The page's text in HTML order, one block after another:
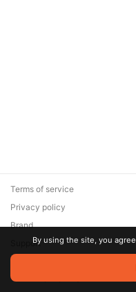
© 2026 Zaya Solutions
are the property of their
Terms of service
Privacy policy
Brand
SupportBy using the site, you